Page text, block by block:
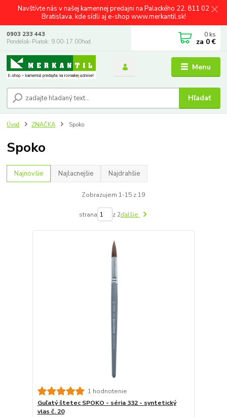
Navštívte nás v našej kamennej predajni na Palackého 22, 811 02
Bratislava, kde sídli aj e-shop www.merkantil.sk!
Menu
Hľadať
0903 233 443
Pondelok-Piatok: 9.00-17.00hod.
0 ks
za 0 €
Úvod ZNAČKA Spoko
Spoko
Najnovšie Najlacnejšie Najdrahšie
Zobrazujem 1-15 z 19
strana z 2ďalšie
1 hodnotenie
Guľatý štetec SPOKO - séria 332 - syntetický
vlas č. 20